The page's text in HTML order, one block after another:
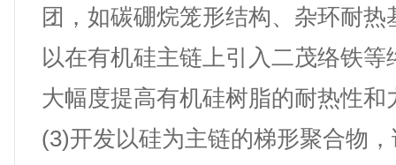
团，如碳硼烷笼形结构、杂环耐热
以在有机硅主链上引入二茂络铁等
大幅度提高有机硅树脂的耐热性和
(3)开发以硅为主链的梯形聚合物